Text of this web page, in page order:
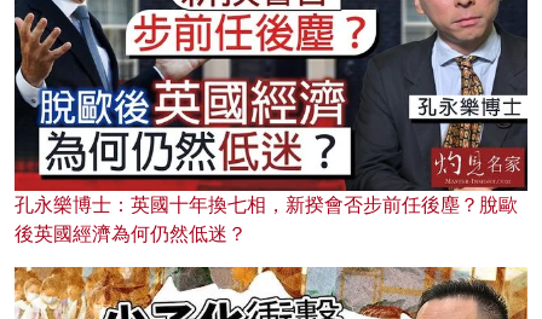
孔永樂博士：英國十年換七相，新揆會否步前任後塵？脫歐
後英國經濟為何仍然低迷？